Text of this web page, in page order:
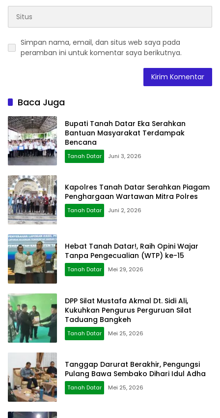
Simpan nama, email, dan situs web saya pada
peramban ini untuk komentar saya berikutnya.
Baca Juga
Bupati Tanah Datar Eka Serahkan
Bantuan Masyarakat Terdampak
Bencana
Tanah Datar Juni 3, 2026
Kapolres Tanah Datar Serahkan Piagam
Penghargaan Wartawan Mitra Polres
Tanah Datar Juni 2, 2026
Hebat Tanah Datar!, Raih Opini Wajar
Tanpa Pengecualian (WTP) ke-15
Tanah Datar Mei 29, 2026
DPP Silat Mustafa Akmal Dt. Sidi Ali,
Kukuhkan Pengurus Perguruan Silat
Taduang Bangkeh
Tanah Datar Mei 25, 2026
Tanggap Darurat Berakhir, Pengungsi
Pulang Bawa Sembako Dihari Idul Adha
Tanah Datar Mei 25, 2026